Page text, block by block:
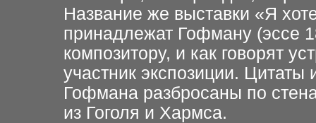
Название же выставки «Я
принадлежат Гофману (эссе
композитору, и как говорят
участник экспозиции.
Гофмана разбросаны по
из Гоголя и Хармса.